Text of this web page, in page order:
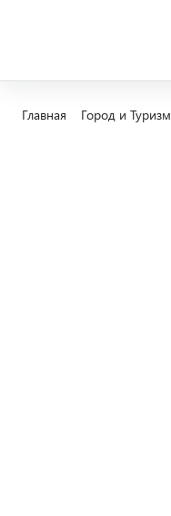
Главная Город и Туризм